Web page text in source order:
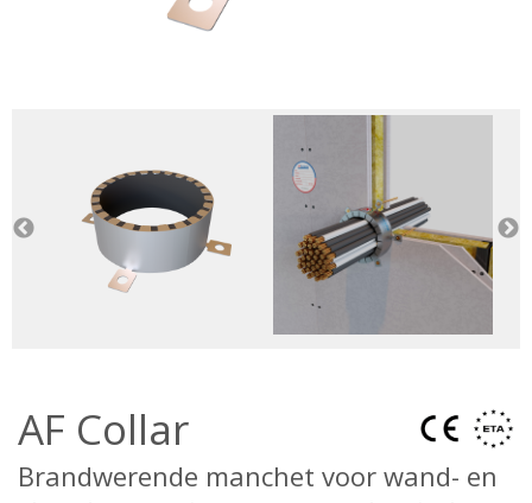
AF Collar
Brandwerende manchet voor wand- en